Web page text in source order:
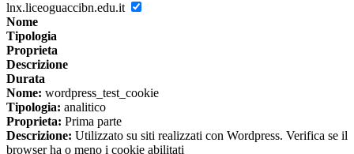
lnx.liceoguaccibn.edu.it
Nome
Tipologia
Proprieta
Descrizione
Durata
Nome: wordpress_test_cookie
Tipologia: analitico
Proprieta: Prima parte
Descrizione: Utilizzato su siti realizzati con Wordpress. Verifica se il
browser ha o meno i cookie abilitati